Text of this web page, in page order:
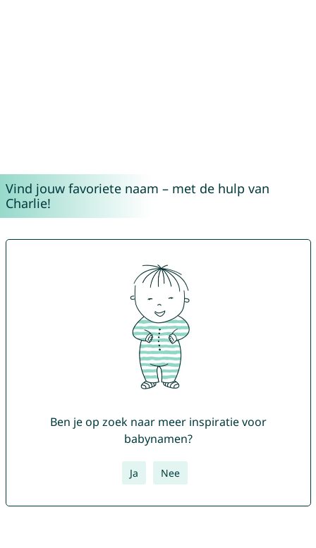
Vind jouw favoriete naam – met de hulp van
Charlie!
Ben je op zoek naar meer inspiratie voor
babynamen?
Ja Nee